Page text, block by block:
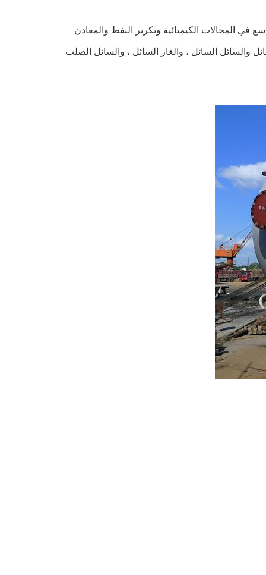
المجالات الكيميائية وتكرير النفط والمعادن
والسائل السائل ، والغاز السائل ، والسائل الصلب